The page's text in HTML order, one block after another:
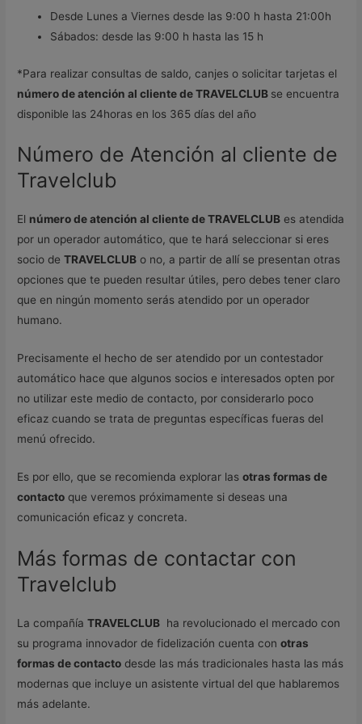
Desde Lunes a Viernes desde las 9:00 h hasta 21:00h
Sábados: desde las 9:00 h hasta las 15 h
*Para realizar consultas de saldo, canjes o solicitar tarjetas el
número de atención al cliente de TRAVELCLUB se encuentra
disponible las 24horas en los 365 días del año
Número de Atención al cliente de
Travelclub
El número de atención al cliente de TRAVELCLUB es atendida
por un operador automático, que te hará seleccionar si eres
socio deTRAVELCLUB o no, a partir de allí se presentan otras
opciones que te pueden resultar útiles, pero debes tener claro
que en ningún momento serás atendido por un operador
humano.
Precisamente el hecho de ser atendido por un contestador
automático hace que algunos socios e interesados opten por
no utilizar este medio de contacto, por considerarlo poco
eficaz cuando se trata de preguntas específicas fueras del
menú ofrecido.
Es por ello, que se recomienda explorar lasotras formas de
contacto que veremos próximamente si deseas una
comunicación eficaz y concreta.
Más formas de contactar con
Travelclub
La compañíaTRAVELCLUB ha revolucionado el mercado con
su programa innovador de fidelización cuenta conotras
formas de contacto desde las más tradicionales hasta las más
modernas que incluye un asistente virtual del que hablaremos
más adelante.